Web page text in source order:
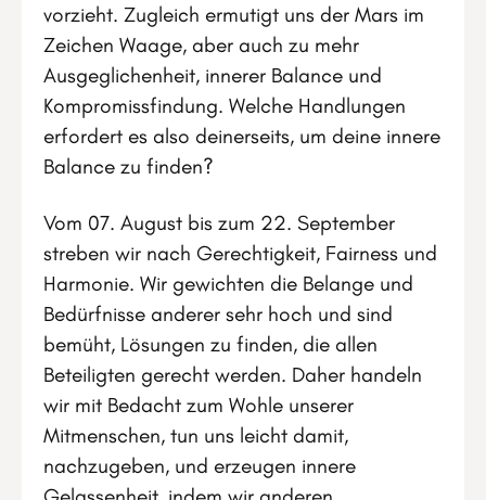
vorzieht. Zugleich ermutigt uns der Mars im
Zeichen Waage, aber auch zu mehr
Ausgeglichenheit, innerer Balance und
Kompromissfindung. Welche Handlungen
erfordert es also deinerseits, um deine innere
Balance zu finden?
Vom 07. August bis zum 22. September
streben wir nach Gerechtigkeit, Fairness und
Harmonie. Wir gewichten die Belange und
Bedürfnisse anderer sehr hoch und sind
bemüht, Lösungen zu finden, die allen
Beteiligten gerecht werden. Daher handeln
wir mit Bedacht zum Wohle unserer
Mitmenschen, tun uns leicht damit,
nachzugeben, und erzeugen innere